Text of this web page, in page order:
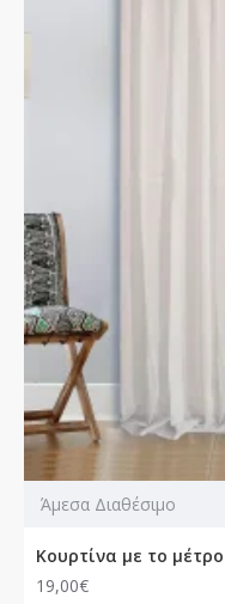
Άμεσα Διαθέσιμο
Κουρτίνα με το
19,00€